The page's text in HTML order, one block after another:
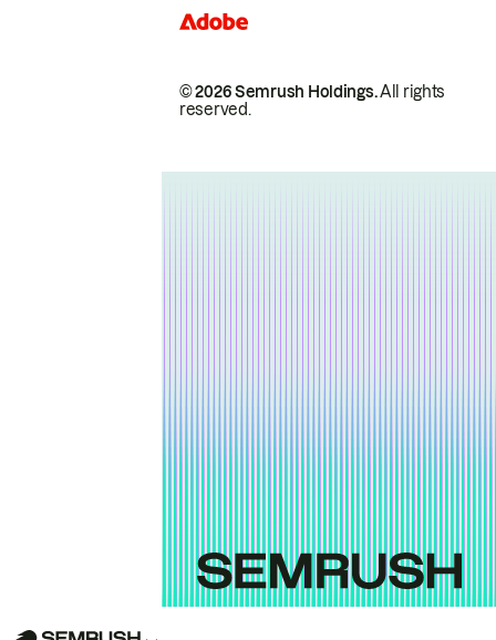
© 2026 Semrush Holdings.All rights
reserved.